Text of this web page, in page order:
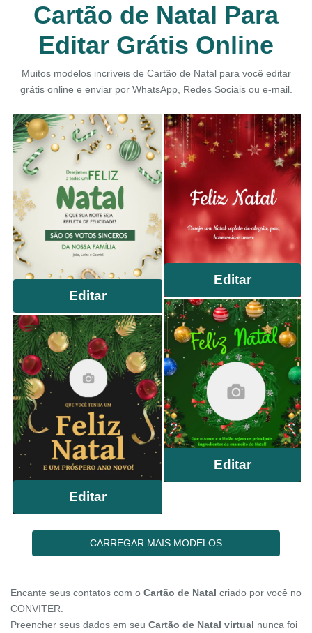
Cartão de Natal Para
Editar Grátis Online
Muitos modelos incríveis de Cartão de Natal para você editar
grátis online e enviar por WhatsApp, Redes Sociais ou e-mail.
Editar
Editar
Editar
Editar
CARREGAR MAIS MODELOS
Encante seus contatos com o Cartão de Natal criado por você no
CONVITER.
Preencher seus dados em seu Cartão de Natal virtual nunca foi